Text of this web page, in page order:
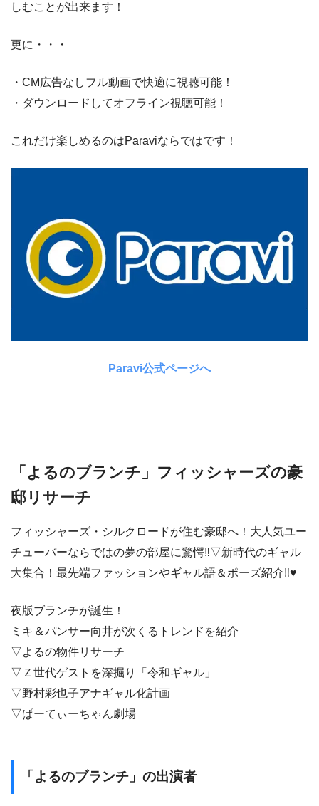
しむことが出来ます！
更に・・・
・CM広告なしフル動画で快適に視聴可能！
・ダウンロードしてオフライン視聴可能！
これだけ楽しめるのはParaviならではです！
Paravi公式ページへ
「よるのブランチ」フィッシャーズの豪
邸リサーチ
フィッシャーズ・シルクロードが住む豪邸へ！大人気ユー
チューバーならではの夢の部屋に驚愕‼▽新時代のギャル
大集合！最先端ファッションやギャル語＆ポーズ紹介‼♥
夜版ブランチが誕生！
ミキ＆パンサー向井が次くるトレンドを紹介
▽よるの物件リサーチ
▽Ｚ世代ゲストを深掘り「令和ギャル」
▽野村彩也子アナギャル化計画
▽ぱーてぃーちゃん劇場
「よるのブランチ」の出演者